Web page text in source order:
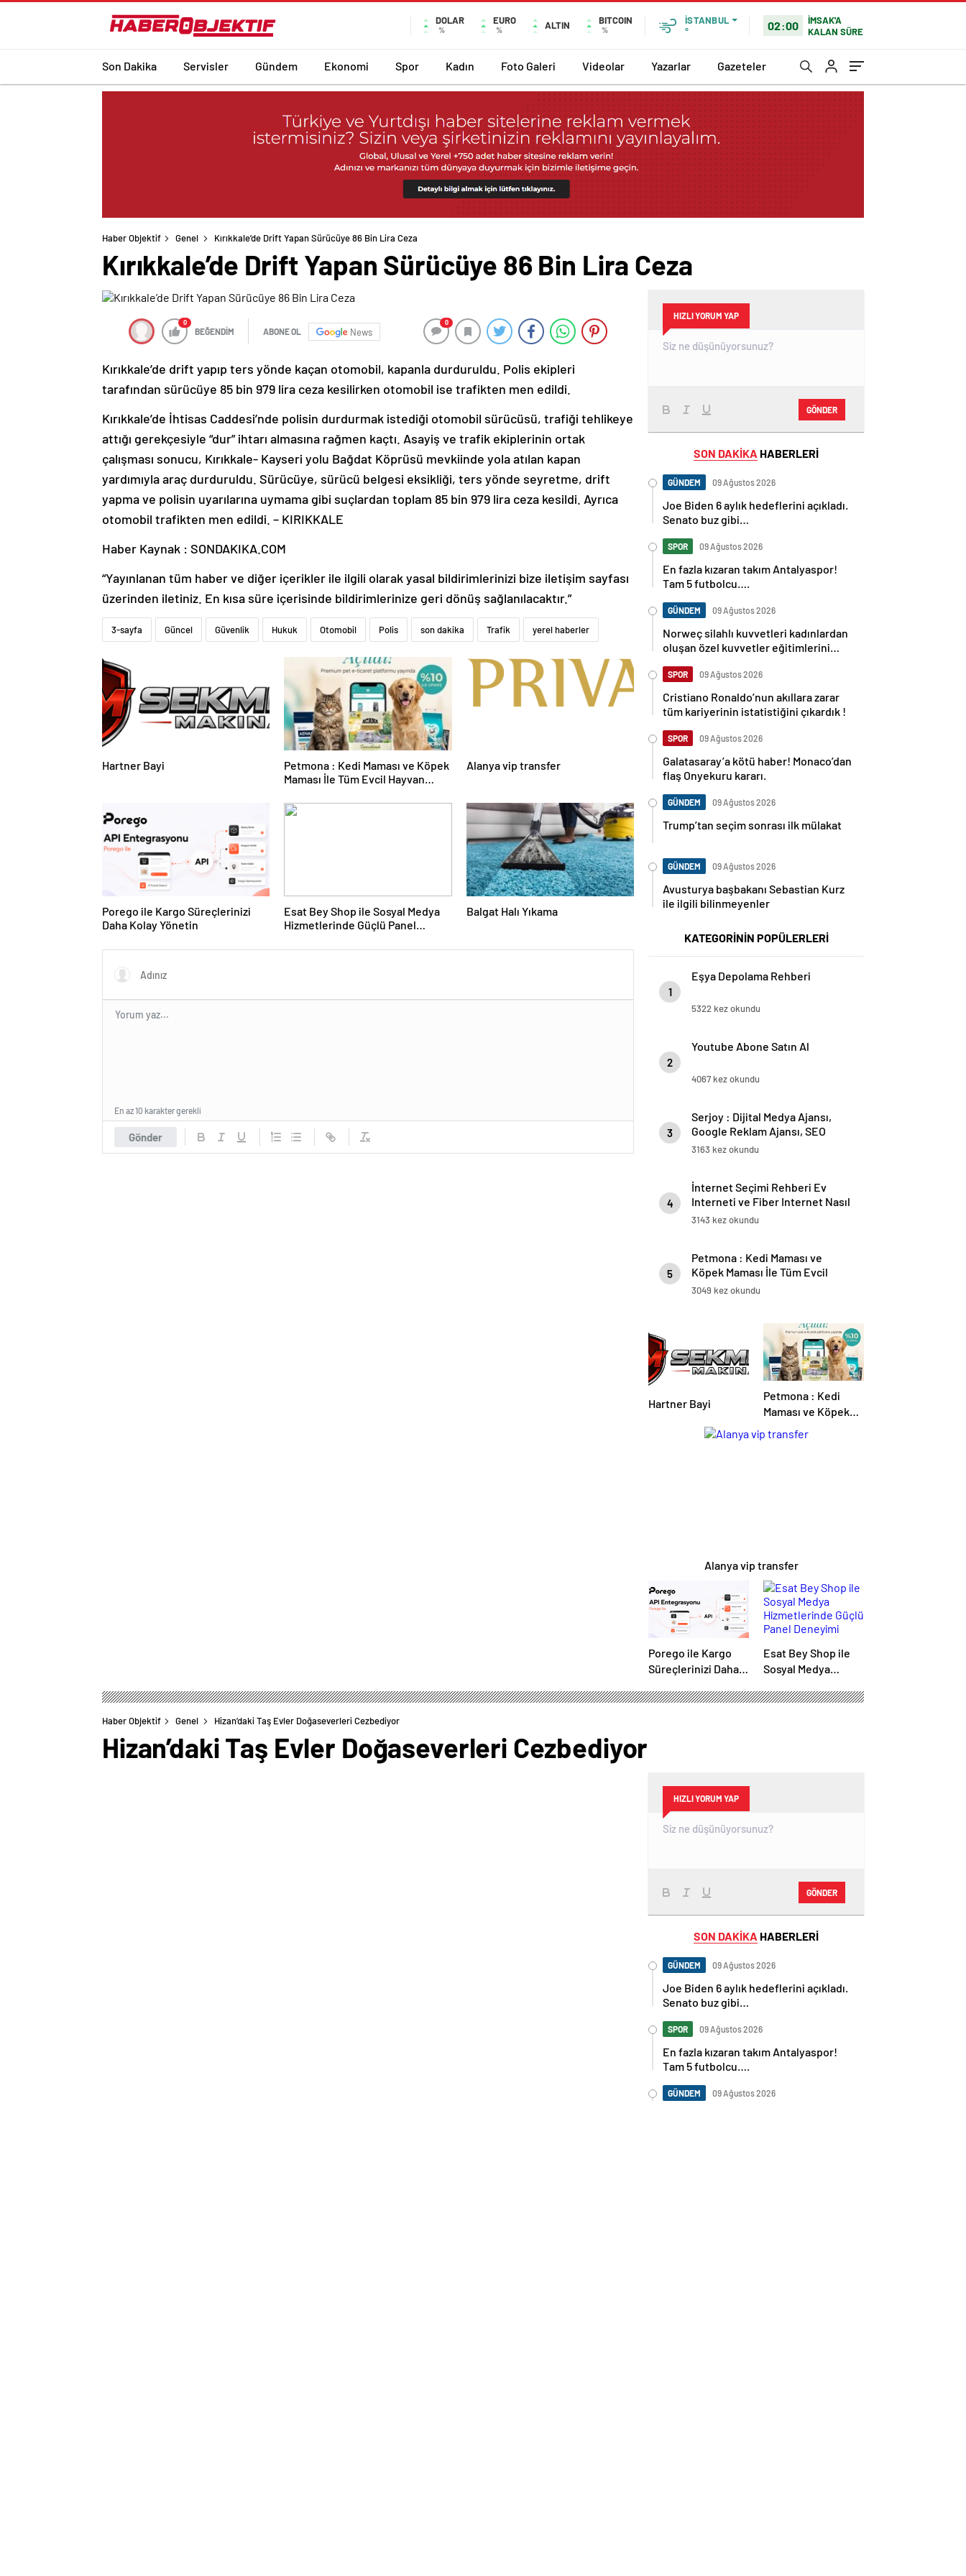
DOLAR
%
EURO
% ALTIN BITCOIN
%
İSTANBUL
°
02:00
İMSAK'A
KALAN SÜRE
Son Dakika Servisler Gündem Ekonomi Spor Kadın Foto Galeri Videolar Yazarlar Gazeteler
Haber Objektif Genel Kırıkkale’de Drift Yapan Sürücüye 86 Bin Lira Ceza
Kırıkkale’de Drift Yapan Sürücüye 86 Bin Lira Ceza
0
BEĞENDİM ABONE OL News
0
Kırıkkale’de drift yapıp ters yönde kaçan otomobil, kapanla durduruldu. Polis ekipleri
tarafından sürücüye 85 bin 979 lira ceza kesilirken otomobil ise trafikten men edildi.
Kırıkkale’de İhtisas Caddesi’nde polisin durdurmak istediği otomobil sürücüsü, trafiği tehlikeye
attığı gerekçesiyle “dur” ihtarı almasına rağmen kaçtı. Asayiş ve trafik ekiplerinin ortak
çalışması sonucu, Kırıkkale- Kayseri yolu Bağdat Köprüsü mevkiinde yola atılan kapan
yardımıyla araç durduruldu. Sürücüye, sürücü belgesi eksikliği, ters yönde seyretme, drift
yapma ve polisin uyarılarına uymama gibi suçlardan toplam 85 bin 979 lira ceza kesildi. Ayrıca
otomobil trafikten men edildi. – KIRIKKALE
Haber Kaynak : SONDAKIKA.COM
“Yayınlanan tüm haber ve diğer içerikler ile ilgili olarak yasal bildirimlerinizi bize iletişim sayfası
üzerinden iletiniz. En kısa süre içerisinde bildirimlerinize geri dönüş sağlanılacaktır.”
3-sayfa Güncel Güvenlik Hukuk Otomobil Polis son dakika Trafik yerel haberler
Hartner Bayi
Petmona : Kedi Maması ve Köpek
Maması İle Tüm Evcil Hayvan
Alanya vip transfer
Porego ile Kargo Süreçlerinizi
Daha Kolay Yönetin
Esat Bey Shop ile Sosyal Medya
Hizmetlerinde Güçlü Panel
Balgat Halı Yıkama
Gönder
En az 10 karakter gerekli
HIZLI YORUM YAP
GÖNDER
SON DAKİKA HABERLERİ
GÜNDEM 09 Ağustos 2026
Joe Biden 6 aylık hedeflerini açıkladı.
Senato buz gibi…
SPOR 09 Ağustos 2026
En fazla kızaran takım Antalyaspor!
Tam 5 futbolcu….
GÜNDEM 09 Ağustos 2026
Norweç silahlı kuvvetleri kadınlardan
oluşan özel kuvvetler eğitimlerini
SPOR 09 Ağustos 2026
Cristiano Ronaldo’nun akıllara zarar
tüm kariyerinin istatistiğini çıkardık !
SPOR 09 Ağustos 2026
Galatasaray’a kötü haber! Monaco’dan
flaş Onyekuru kararı.
GÜNDEM 09 Ağustos 2026
Trump’tan seçim sonrası ilk mülakat
GÜNDEM 09 Ağustos 2026
Avusturya başbakanı Sebastian Kurz
ile ilgili bilinmeyenler
KATEGORİNİN POPÜLERLERİ
1
Eşya Depolama Rehberi
5322 kez okundu
2
Youtube Abone Satın Al
4067 kez okundu
3
Serjoy : Dijital Medya Ajansı,
Google Reklam Ajansı, SEO
Ajansı ve Web Tasarım Ajansı
3163 kez okundu
4
İnternet Seçimi Rehberi Ev
Interneti ve Fiber Internet Nasıl
Doğru Tercih Edilir?
3143 kez okundu
5
Petmona : Kedi Maması ve
Köpek Maması İle Tüm Evcil
Hayvan Ürünleri
3049 kez okundu
Hartner Bayi
Petmona : Kedi
Maması ve Köpek
Maması İle Tüm
Alanya vip transfer
Porego ile Kargo
Süreçlerinizi Daha
Esat Bey Shop ile
Sosyal Medya
Güçlü Panel
Haber Objektif Genel Hizan’daki Taş Evler Doğaseverleri Cezbediyor
Hizan’daki Taş Evler Doğaseverleri Cezbediyor
HIZLI YORUM YAP
GÖNDER
SON DAKİKA HABERLERİ
GÜNDEM 09 Ağustos 2026
Joe Biden 6 aylık hedeflerini açıkladı.
Senato buz gibi…
SPOR 09 Ağustos 2026
En fazla kızaran takım Antalyaspor!
Tam 5 futbolcu….
GÜNDEM 09 Ağustos 2026